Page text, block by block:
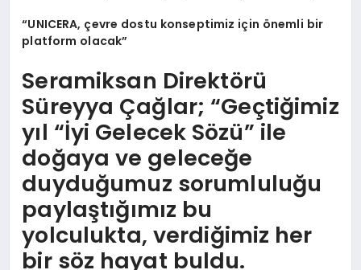
“UNICERA, çevre dostu konseptimiz için önemli bir
platform olacak”
Seramiksan Direktörü
Süreyya Çağlar; “Geçtiğimiz
yıl “İyi Gelecek Sözü” ile
doğaya ve geleceğe
duyduğumuz sorumluluğu
paylaştığımız bu
yolculukta, verdiğimiz her
bir söz hayat buldu.